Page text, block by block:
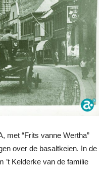
met “Frits vanne Wertha”
over de basaltkeien. In de
’t Kelderke van de familie